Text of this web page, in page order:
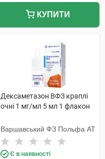
КУПИТИ
Дексаметазон ВФЗ краплі
очні 1 мг/мл 5 мл 1 флакон
Варшавський ФЗ Польфа АТ
Є в наявності